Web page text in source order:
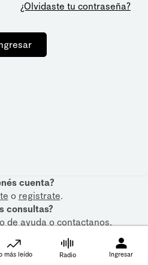
¿Olvidaste tu contraseña?
cuenta?
o registrate.
consultas?
de ayudaocontactanos.
más leído Radio Ingresar